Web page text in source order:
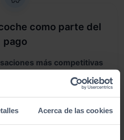
Acerca de las cookies
como parte del
pago
más competitivas